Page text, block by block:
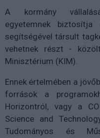
A kormány
egyetemnek
segítségével társult
vehetnek részt -
Minisztérium (KIM).
Ennek értelmében a
források a
Horizontról, vagy a
Science and
Tudományos és